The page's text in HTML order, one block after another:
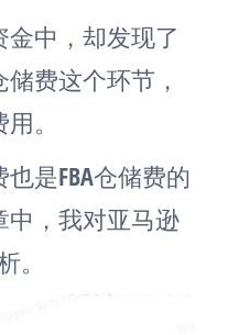
中，却发现了
费这个环节，
。
是FBA仓储费的
中，我对亚马逊
。